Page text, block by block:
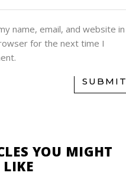
name, email, and website in
for the next time I
SUBMIT
YOU MIGHT
LIKE